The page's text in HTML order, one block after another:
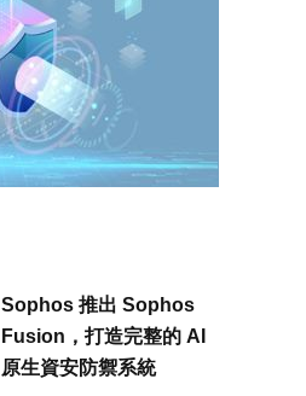
Sophos 推出 Sophos
Fusion，打造完整的 AI
原生資安防禦系統